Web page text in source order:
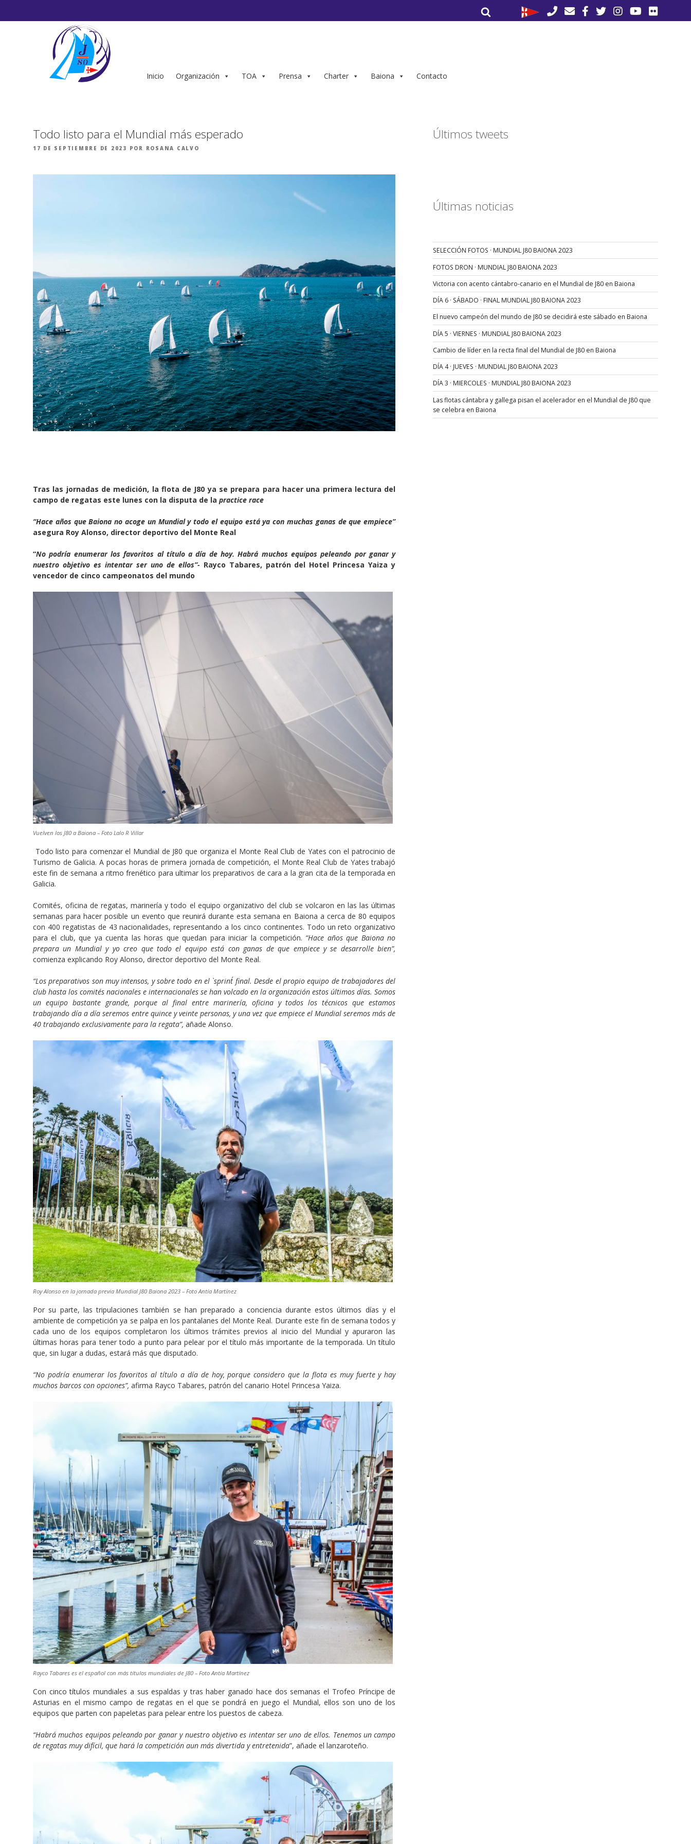
por:
Inicio Organización TOA Prensa Charter Baiona Contacto
Todo listo para el Mundial más esperado
PUBLICADO
17 DE SEPTIEMBRE DE 2023 POR ROSANA CALVO
Tras las jornadas de medición, la flota de J80 ya se prepara para hacer una primera lectura del
campo de regatas este lunes con la disputa de la practice race
“Hace años que Baiona no acoge un Mundial y todo el equipo está ya con muchas ganas de que empiece”
asegura Roy Alonso, director deportivo del Monte Real
“No podría enumerar los favoritos al título a día de hoy. Habrá muchos equipos peleando por ganar y
nuestro objetivo es intentar ser uno de ellos”- Rayco Tabares, patrón del Hotel Princesa Yaiza y
vencedor de cinco campeonatos del mundo
Vuelven los J80 a Baiona – Foto Lalo R Villar
Todo listo para comenzar el Mundial de J80 que organiza el Monte Real Club de Yates con el patrocinio de
Turismo de Galicia. A pocas horas de primera jornada de competición, el Monte Real Club de Yates trabajó
este fin de semana a ritmo frenético para ultimar los preparativos de cara a la gran cita de la temporada en
Galicia.
Comités, oficina de regatas, marinería y todo el equipo organizativo del club se volcaron en las las últimas
semanas para hacer posible un evento que reunirá durante esta semana en Baiona a cerca de 80 equipos
con 400 regatistas de 43 nacionalidades, representando a los cinco continentes. Todo un reto organizativo
para el club, que ya cuenta las horas que quedan para iniciar la competición. “Hace años que Baiona no
prepara un Mundial y yo creo que todo el equipo está con ganas de que empiece y se desarrolle bien”,
comienza explicando Roy Alonso, director deportivo del Monte Real.
“Los preparativos son muy intensos, y sobre todo en el `sprint´ final. Desde el propio equipo de trabajadores del
club hasta los comités nacionales e internacionales se han volcado en la organización estos últimos días. Somos
un equipo bastante grande, porque al final entre marinería, oficina y todos los técnicos que estamos
trabajando día a día seremos entre quince y veinte personas, y una vez que empiece el Mundial seremos más de
40 trabajando exclusivamente para la regata”, añade Alonso.
Roy Alonso en la jornada previa Mundial J80 Baiona 2023 – Foto Antía Martínez
Por su parte, las tripulaciones también se han preparado a conciencia durante estos últimos días y el
ambiente de competición ya se palpa en los pantalanes del Monte Real. Durante este fin de semana todos y
cada uno de los equipos completaron los últimos trámites previos al inicio del Mundial y apuraron las
últimas horas para tener todo a punto para pelear por el título más importante de la temporada. Un título
que, sin lugar a dudas, estará más que disputado.
“No podría enumerar los favoritos al título a día de hoy, porque considero que la flota es muy fuerte y hay
muchos barcos con opciones”, afirma Rayco Tabares, patrón del canario Hotel Princesa Yaiza.
Rayco Tabares es el español con más títulos mundiales de J80 – Foto Antía Martínez
Con cinco títulos mundiales a sus espaldas y tras haber ganado hace dos semanas el Trofeo Príncipe de
Asturias en el mismo campo de regatas en el que se pondrá en juego el Mundial, ellos son uno de los
equipos que parten con papeletas para pelear entre los puestos de cabeza.
“Habrá muchos equipos peleando por ganar y nuestro objetivo es intentar ser uno de ellos. Tenemos un campo
de regatas muy difícil, que hará la competición aun más divertida y entretenida”, añade el lanzaroteño.
Últimos tweets
Últimas noticias
SELECCIÓN FOTOS · MUNDIAL J80 BAIONA 2023
FOTOS DRON · MUNDIAL J80 BAIONA 2023
Victoria con acento cántabro-canario en el Mundial de J80 en Baiona
DÍA 6 · SÁBADO · FINAL MUNDIAL J80 BAIONA 2023
El nuevo campeón del mundo de J80 se decidirá este sábado en Baiona
DÍA 5 · VIERNES · MUNDIAL J80 BAIONA 2023
Cambio de líder en la recta final del Mundial de J80 en Baiona
DÍA 4 · JUEVES · MUNDIAL J80 BAIONA 2023
DÍA 3 · MIERCOLES · MUNDIAL J80 BAIONA 2023
Las flotas cántabra y gallega pisan el acelerador en el Mundial de J80 que
se celebra en Baiona